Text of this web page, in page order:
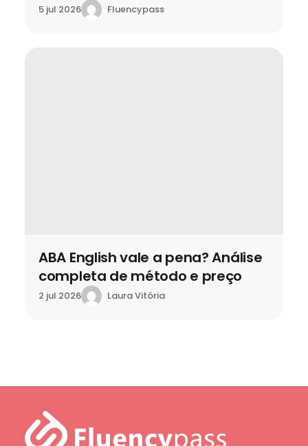
5 jul 2026 Fluencypass
ABA English vale a pena? Análise
completa de método e preço
2 jul 2026 Laura Vitória